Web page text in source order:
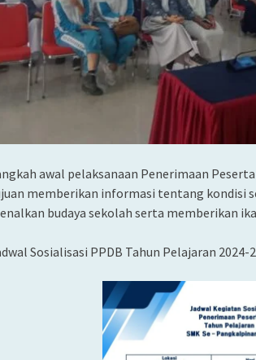
awal pelaksanaan Penerimaan
memberikan informasi tentang kondisi
budaya sekolah serta memberikan
Sosialisasi PPDB Tahun Pelajaran 2024-